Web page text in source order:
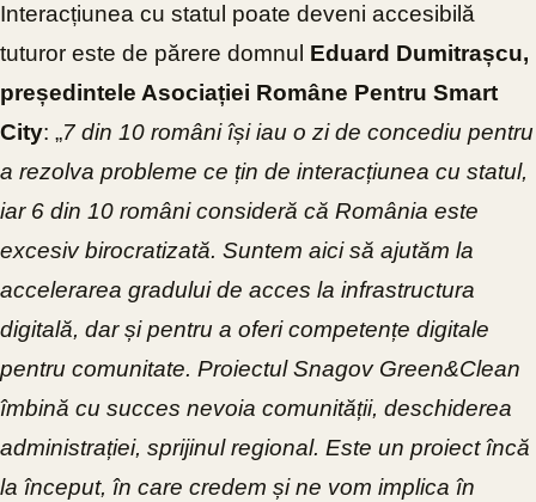
Interacțiunea cu statul poate deveni accesibilă
tuturor este de părere domnul Eduard Dumitrașcu,
președintele Asociației Române Pentru Smart
City: „7 din 10 români își iau o zi de concediu pentru
a rezolva probleme ce țin de interacțiunea cu statul,
iar 6 din 10 români consideră că România este
excesiv birocratizată. Suntem aici să ajutăm la
accelerarea gradului de acces la infrastructura
digitală, dar și pentru a oferi competențe digitale
pentru comunitate. Proiectul Snagov Green&Clean
îmbină cu succes nevoia comunității, deschiderea
administrației, sprijinul regional. Este un proiect încă
la început, în care credem și ne vom implica în